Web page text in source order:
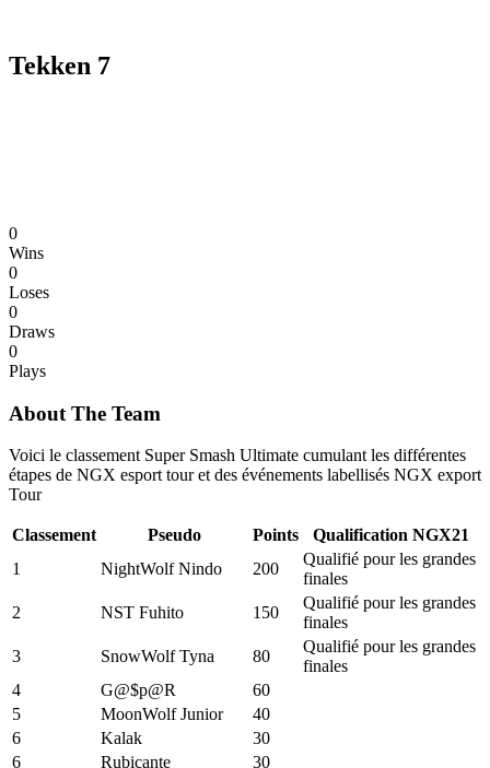
Tekken 7
0
Wins
0
Loses
0
Draws
0
Plays
About The Team
Voici le classement Super Smash Ultimate cumulant les différentes
étapes de NGX esport tour et des événements labellisés NGX export
Tour
Classement Pseudo Points
Qualification NGX21
1
NightWolf Nindo 200
Qualifié pour les grandes
finales
2
NST Fuhito 150
Qualifié pour les grandes
finales
3
SnowWolf Tyna 80
Qualifié pour les grandes
finales
4
G@$p@R
60
5
MoonWolf Junior
40
6
Kalak
30
6
Rubicante 30